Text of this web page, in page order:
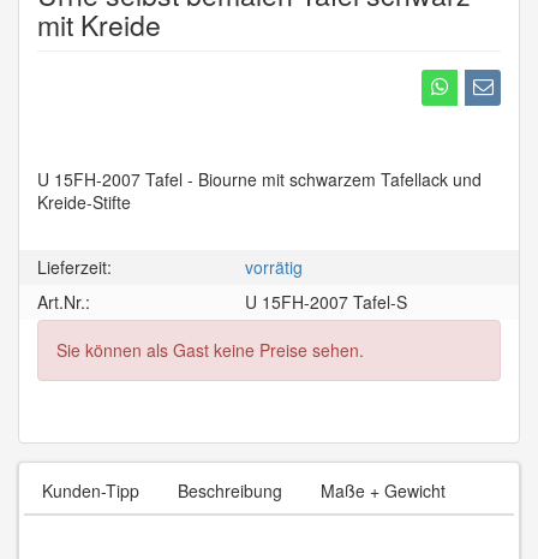
mit Kreide
U 15FH-2007 Tafel - Biourne mit schwarzem Tafellack und
Kreide-Stifte
Lieferzeit:
vorrätig
Art.Nr.:
U 15FH-2007 Tafel-S
Sie können als Gast keine Preise sehen.
Kunden-Tipp Beschreibung Maße + Gewicht